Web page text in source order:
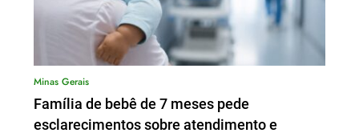
Minas Gerais
Família de bebê de 7 meses pede
esclarecimentos sobre atendimento e